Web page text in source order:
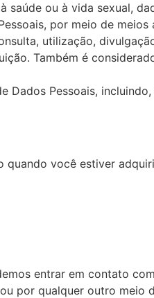
ou à vida sexual,
por meio de
utilização,
Também é
Pessoais,
quando você estiver
entrar em contato
por qualquer outro meio